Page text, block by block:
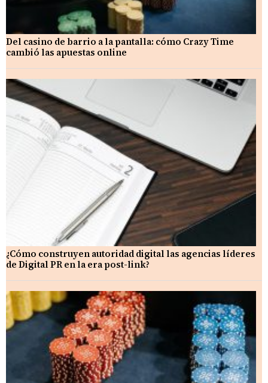
Del casino de barrio a la pantalla: cómo Crazy Time
cambió las apuestas online
¿Cómo construyen autoridad digital las agencias líderes
de Digital PR en la era post-link?